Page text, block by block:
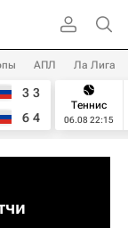
АПЛ Ла Лига
3 3
6 4
Теннис
06.08 22:15